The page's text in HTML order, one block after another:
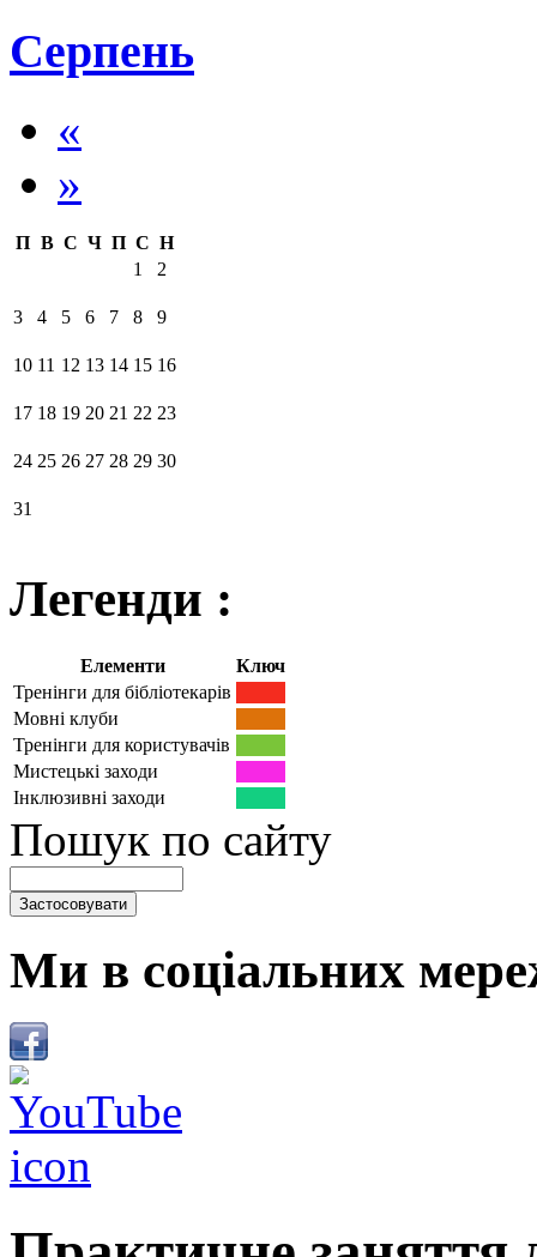
Серпень
«
»
П В С Ч П С Н
1
2
3 4 5 6 7 8 9
10 11 12 13 14 15 16
17 18 19 20 21 22 23
24 25 26 27 28 29 30
31
Легенди :
Елементи
Ключ
Тренінги для бібліотекарів
Мовні клуби
Тренінги для користувачів
Мистецькі заходи
Інклюзивні заходи
Пошук по сайту
Ми в соціальних